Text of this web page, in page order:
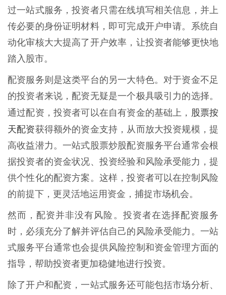
过一站式服务，投资者只需在线填写相关信息，并上
传必要的身份证明材料，即可完成开户申请。系统自
动化审核大大提高了开户效率，让投资者能够更快地
踏入股市。
配资服务则是这类平台的另一大特色。对于资金不足
的投资者来说，配资无疑是一个极具吸引力的选择。
通过配资，投资者可以在自有资金的基础上， 股票按
天配资获得额外的资金支持，从而放大投资规模，提
高收益潜力。一站式股票炒股配资服务平台通常会根
据投资者的资金状况、投资经验和风险承受能力，提
供个性化的配资方案。这样，投资者可以在控制风险
的前提下，更灵活地运用资金，捕捉市场机会。
然而，配资并非没有风险。投资者在选择配资服务
时，必须充分了解并评估自己的风险承受能力。一站
式服务平台通常也会提供风险控制和资金管理方面的
指导，帮助投资者更加稳健地进行投资。
除了开户和配资，一站式服务还可能包括市场分析、